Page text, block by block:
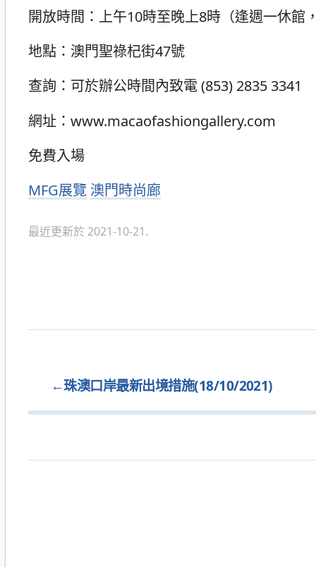
開放時間：上午10時至晚上8時（逢週一休館
地點：澳門聖祿杞街47號
查詢：可於辦公時間內致電 (853) 2835 3341
網址：www.macaofashiongallery.com
免費入場
分
MFG展覽 澳門時尚廊
最近更新於 2021-10-21.
←珠澳口岸最新出境措施(18/10/2021)